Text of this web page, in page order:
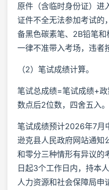
原件（含临时身份证）进
证件不全无法参加考试的
备黑色碳素笔、2B铅笔
一律不准带入考场，违者
（2）笔试成绩计算。
笔试总成绩=笔试成绩+
数点后2位数，四舍五入。
笔试成绩预计2026年7月
逊克县人民政府网站通知
和零分三种情形有异议的
日起3个工作日内，持本
人力资源和社会保障局申